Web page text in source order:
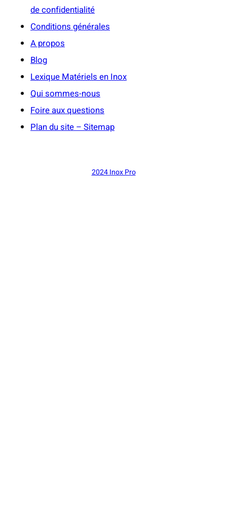
de confidentialité
Conditions générales
A propos
Blog
Lexique Matériels en Inox
Qui sommes-nous
Foire aux questions
Plan du site – Sitemap
2024 Inox Pro